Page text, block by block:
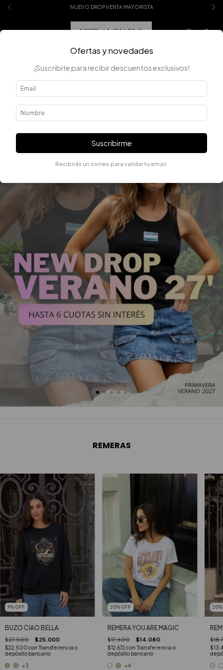
NUEVO DROP VENTA MAYORISTA
REMERAS
9% OFF
BUZO CIAO BELLA
$27.500 $25.000
$22.500con Transferencia o
depósito bancario
+3
20% OFF
REMERA YOU ARE MAGIC
$17.600 $14.080
$12.672con Transferencia o
depósito bancario
+4
20
Ofertas y novedades
¡Suscribite para recibir descuentos exclusivos!
Suscribirme
Recibirás un correo para validar tu email.